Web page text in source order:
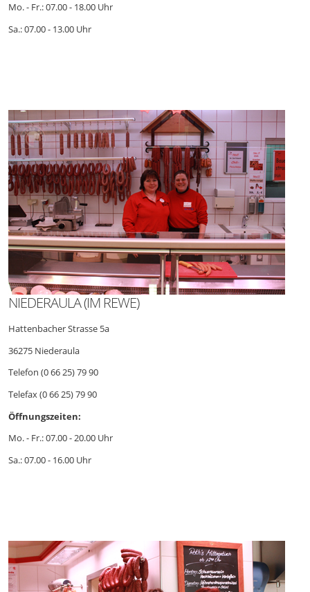
Mo. - Fr.: 07.00 - 18.00 Uhr
Sa.: 07.00 - 13.00 Uhr
NIEDERAULA (IM REWE)
Hattenbacher Strasse 5a
36275 Niederaula
Telefon (0 66 25) 79 90
Telefax (0 66 25) 79 90
Öffnungszeiten:
Mo. - Fr.: 07.00 - 20.00 Uhr
Sa.: 07.00 - 16.00 Uhr